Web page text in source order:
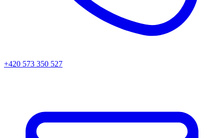
+420 573 350 527